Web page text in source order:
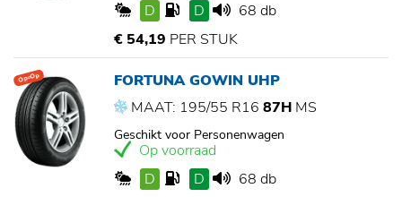
D
D
68 db
€ 54,19 PER STUK
Op=Op
FORTUNA GOWIN UHP
MAAT: 195/55 R16 87H MS
Geschikt voor Personenwagen
Op voorraad
D
D
68 db